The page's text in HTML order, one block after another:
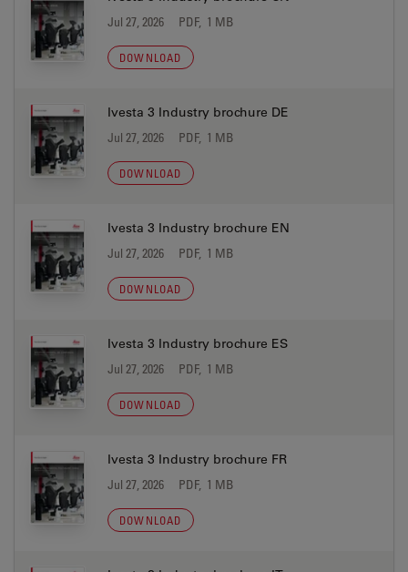
Jul 27, 2026 PDF, 1 MB
DOWNLOAD
Ivesta 3 Industry brochure DE
Jul 27, 2026 PDF, 1 MB
DOWNLOAD
Ivesta 3 Industry brochure EN
Jul 27, 2026 PDF, 1 MB
DOWNLOAD
Ivesta 3 Industry brochure ES
Jul 27, 2026 PDF, 1 MB
DOWNLOAD
Ivesta 3 Industry brochure FR
Jul 27, 2026 PDF, 1 MB
DOWNLOAD